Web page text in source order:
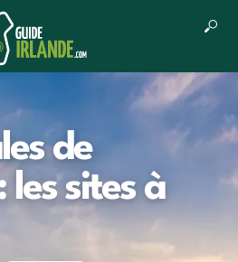
de
les sites à